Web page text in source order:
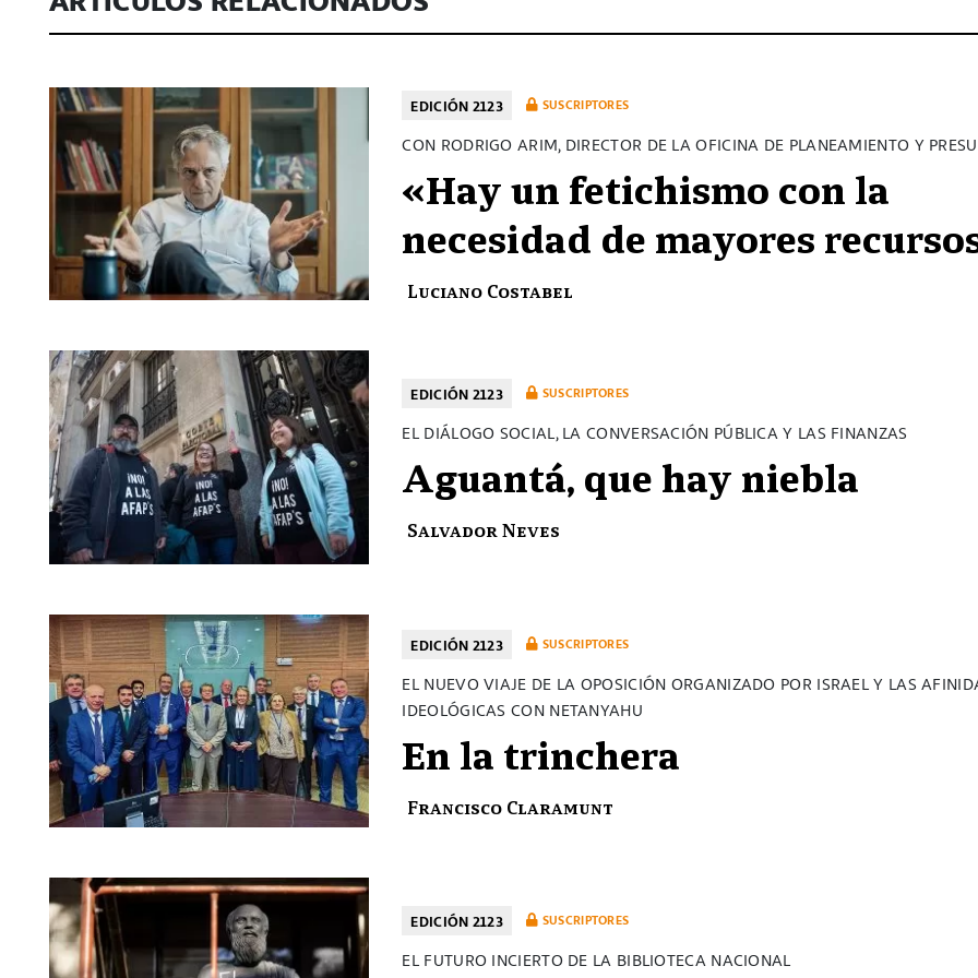
EDICIÓN 2123 SUSCRIPTORES
CON RODRIGO ARIM, DIRECTOR DE LA OFICINA DE PLANEAMIENTO Y
«Hay un fetichismo con la
necesidad de mayores
Luciano Costabel
EDICIÓN 2123 SUSCRIPTORES
EL DIÁLOGO SOCIAL, LA CONVERSACIÓN PÚBLICA Y LAS FINANZAS
Aguantá, que hay niebla
Salvador Neves
EDICIÓN 2123 SUSCRIPTORES
EL NUEVO VIAJE DE LA OPOSICIÓN ORGANIZADO POR ISRAEL Y LAS
IDEOLÓGICAS CON NETANYAHU
En la trinchera
Francisco Claramunt
EDICIÓN 2123 SUSCRIPTORES
EL FUTURO INCIERTO DE LA BIBLIOTECA NACIONAL